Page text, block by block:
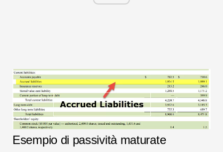
Esempio di passività maturate